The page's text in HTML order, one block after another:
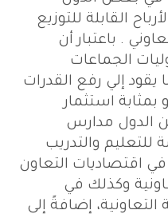
القابلة للتوزيع
. باعتبار أن
الجماعات
يقود إلي رفع القدرات
بمثابة استثمار
الدول مدارس
والتدريب
اقتصاديات التعاون
وكذلك في
إضافةً إلى